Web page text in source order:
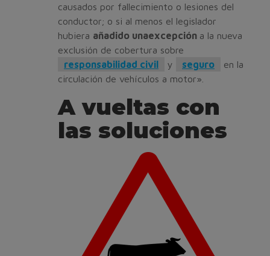
causados por fallecimiento o lesiones del
conductor; o si al menos el legislador
hubiera añadido unaexcepción a la nueva
exclusión de cobertura sobre
responsabilidad civil
y seguro
en la
circulación de vehículos a motor».
A vueltas con
las soluciones